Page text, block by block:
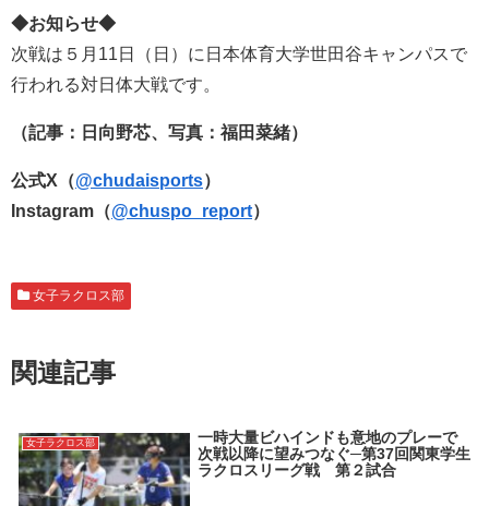
◆お知らせ◆
次戦は５月11日（日）に日本体育大学世田谷キャンパスで
行われる対日体大戦です。
（記事：日向野芯、写真：福田菜緒）
公式X（@chudaisports）
Instagram（@chuspo_report）
女子ラクロス部
関連記事
女子ラクロス部
一時大量ビハインドも意地のプレーで
次戦以降に望みつなぐ─第37回関東学生
ラクロスリーグ戦 第２試合